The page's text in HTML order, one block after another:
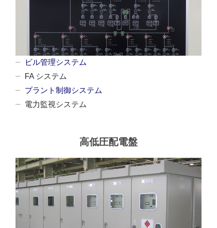
ビル管理システム
FA システム
プラント制御システム
電力監視システム
高低圧配電盤